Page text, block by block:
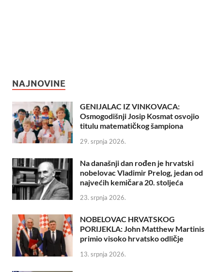
NAJNOVINE
GENIJALAC IZ VINKOVACA:
Osmogodišnji Josip Kosmat osvojio
titulu matematičkog šampiona
29. srpnja 2026.
Na današnji dan rođen je hrvatski
nobelovac Vladimir Prelog, jedan od
najvećih kemičara 20. stoljeća
23. srpnja 2026.
NOBELOVAC HRVATSKOG
PORIJEKLA: John Matthew Martinis
primio visoko hrvatsko odličje
13. srpnja 2026.